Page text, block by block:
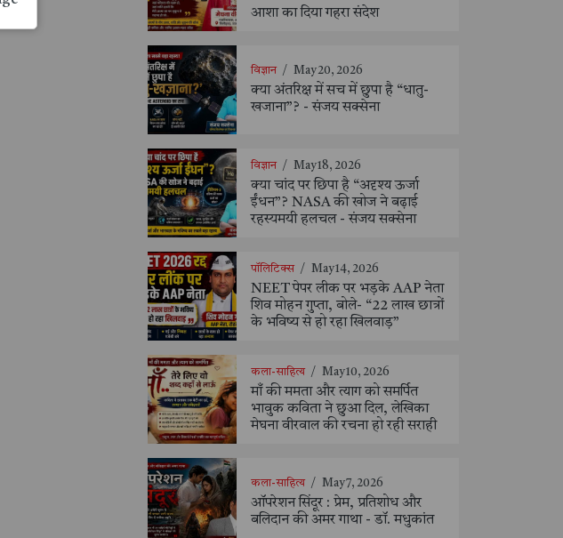
आशा का दिया गहरा संदेश
विज्ञान / May 20, 2026
क्या अंतरिक्ष में सच में छुपा है “धातु-
खजाना”? - संजय सक्सेना
विज्ञान / May 18, 2026
क्या चांद पर छिपा है “अदृश्य ऊर्जा
ईंधन”? NASA की खोज ने बढ़ाई
रहस्यमयी हलचल - संजय सक्सेना
पॉलिटिक्स / May 14, 2026
NEET पेपर लीक पर भड़के AAP नेता
शिव मोहन गुप्ता, बोले- “22 लाख छात्रों
के भविष्य से हो रहा खिलवाड़”
कला-साहित्य / May 10, 2026
माँ की ममता और त्याग को समर्पित
भावुक कविता ने छुआ दिल, लेखिका
मेघना वीरवाल की रचना हो रही सराही
कला-साहित्य / May 7, 2026
ऑपरेशन सिंदूर : प्रेम, प्रतिशोध और
बलिदान की अमर गाथा - डॉ. मधुकांत